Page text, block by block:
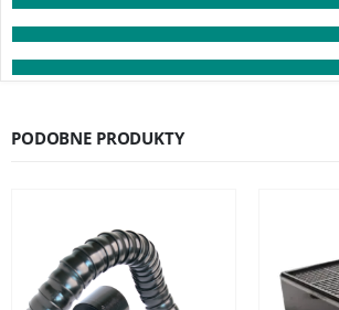
PODOBNE PRODUKTY